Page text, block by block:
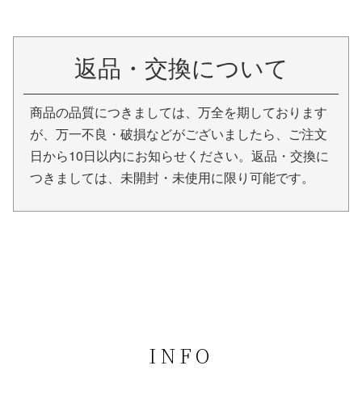
返品・交換について
商品の品質につきましては、万全を期しております
が、万一不良・破損などがございましたら、ご注文
日から10日以内にお知らせください。返品・交換に
つきましては、未開封・未使用に限り可能です。
INFO